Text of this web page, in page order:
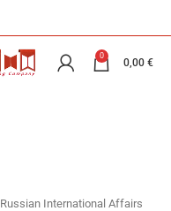
0
0,00 €
International Affairs